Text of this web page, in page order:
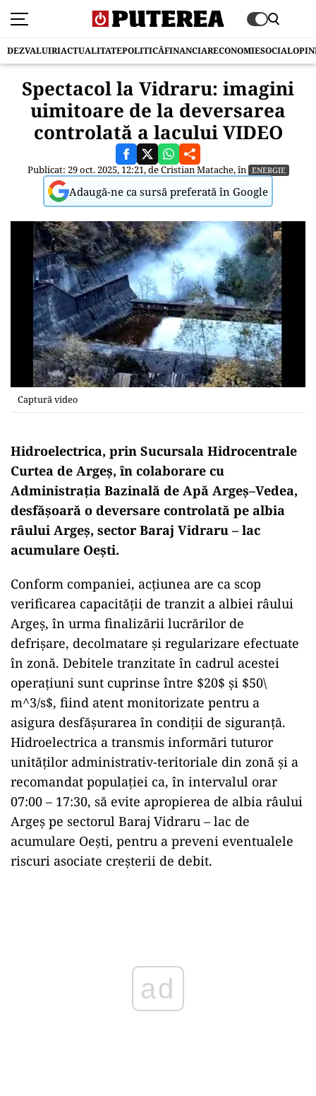
DEZVALUIRIACTUALITATEPOLITICĂFINANCIARECONOMIESOCIAL
Spectacol la Vidraru: imagini
uimitoare de la deversarea
controlată a lacului VIDEO
Publicat: 29 oct. 2025, 12:21, deCristian Matache, în ENERGIE
Adaugă-ne ca sursă preferată în Google
Captură video
Hidroelectrica, prin Sucursala Hidrocentrale
Curtea de Argeș, în colaborare cu
Administrația Bazinală de Apă Argeș–Vedea,
desfășoară o deversare controlată pe albia
râului Argeș, sector Baraj Vidraru – lac
acumulare Oești.
Conform companiei, acțiunea are ca scop
verificarea capacității de tranzit a albiei râului
Argeș, în urma finalizării lucrărilor de
defrișare, decolmatare și regularizare efectuate
în zonă. Debitele tranzitate în cadrul acestei
operațiuni sunt cuprinse între $20$ și $50\
m^3/s$, fiind atent monitorizate pentru a
asigura desfășurarea în condiții de siguranță.
Hidroelectrica a transmis informări tuturor
unităților administrativ-teritoriale din zonă și a
recomandat populației ca, în intervalul orar
07:00 – 17:30, să evite apropierea de albia râului
Argeș pe sectorul Baraj Vidraru – lac de
acumulare Oești, pentru a preveni eventualele
riscuri asociate creșterii de debit.
ad